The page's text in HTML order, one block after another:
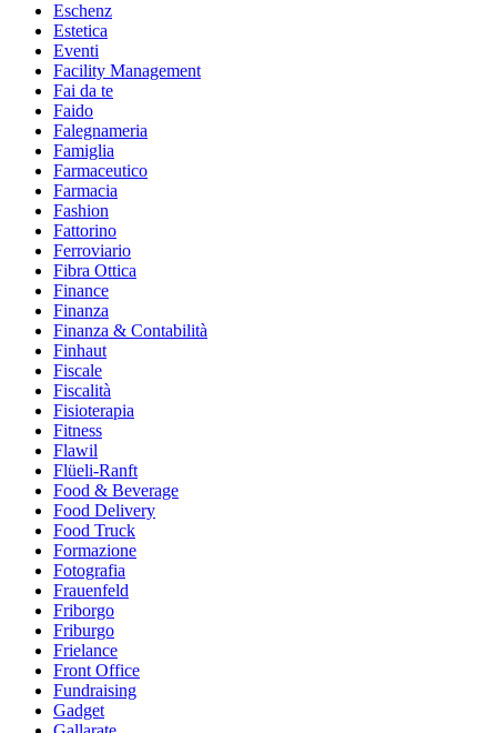
Eschenz
Estetica
Eventi
Facility Management
Fai da te
Faido
Falegnameria
Famiglia
Farmaceutico
Farmacia
Fashion
Fattorino
Ferroviario
Fibra Ottica
Finance
Finanza
Finanza & Contabilità
Finhaut
Fiscale
Fiscalità
Fisioterapia
Fitness
Flawil
Flüeli-Ranft
Food & Beverage
Food Delivery
Food Truck
Formazione
Fotografia
Frauenfeld
Friborgo
Friburgo
Frielance
Front Office
Fundraising
Gadget